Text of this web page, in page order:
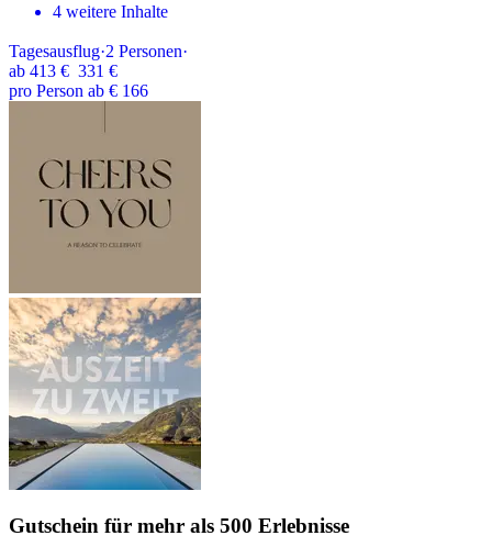
4 weitere Inhalte
Tagesausflug·2 Personen·
ab 413 € 331 €
pro Person ab € 166
Gutschein für mehr als 500 Erlebnisse